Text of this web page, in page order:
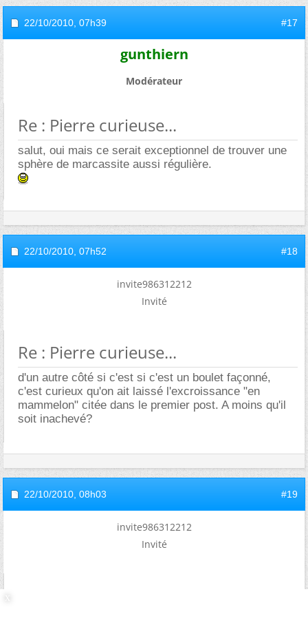
22/10/2010, 07h39 #17
gunthiern
Modérateur
Re : Pierre curieuse...
salut, oui mais ce serait exceptionnel de trouver une
sphère de marcassite aussi régulière.
22/10/2010, 07h52 #18
invite986312212
Invité
Re : Pierre curieuse...
d'un autre côté si c'est si c'est un boulet façonné,
c'est curieux qu'on ait laissé l'excroissance "en
mammelon" citée dans le premier post. A moins qu'il
soit inachevé?
22/10/2010, 08h03 #19
invite986312212
Invité